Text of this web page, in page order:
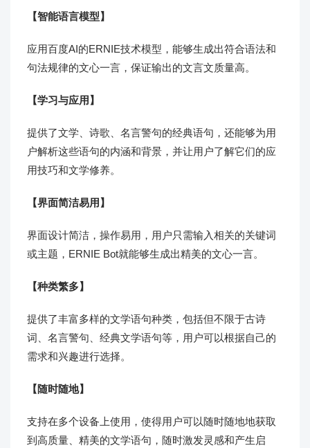
【智能语言模型】
应用百度AI的ERNIE技术模型，能够生成出符合语法和
句法规律的文心一言，保证输出的文言文质量高。
【学习与应用】
提供了文学、诗歌、名言警句的经典语句，还能够为用
户解析这些语句的内涵和背景，并让用户了解它们的应
用技巧和文学修养。
【界面简洁易用】
界面设计简洁，操作易用，用户只需输入相关的关键词
或主题，ERNIE Bot就能够生成出精美的文心一言。
【种类繁多】
提供了丰富多样的文学语句种类，包括但不限于古诗
词、名言警句、经典文学语句等，用户可以根据自己的
需求和兴趣进行选择。
【随时随地】
支持在多个设备上使用，使得用户可以随时随地地获取
到高质量、精美的文学语句，随时激发灵感和产生启